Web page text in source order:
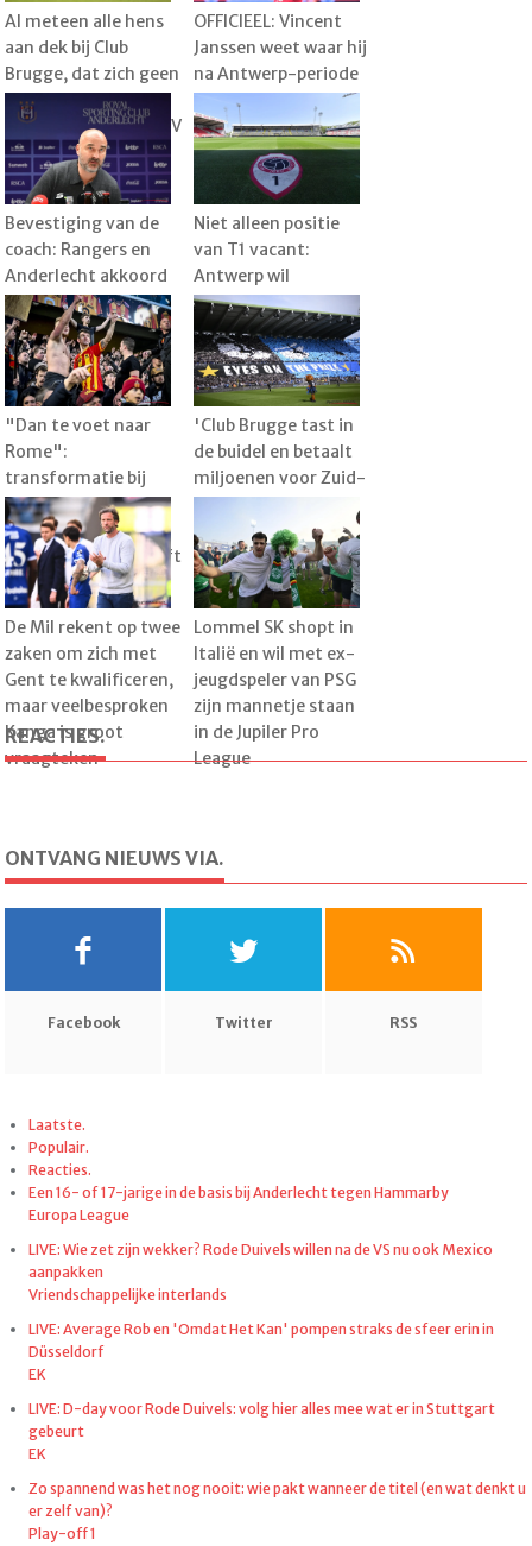
Al meteen alle hens
aan dek bij Club
Brugge, dat zich geen
misstap kan
veroorloven tegen KV
Kortrijk
OFFICIEEL: Vincent
Janssen weet waar hij
na Antwerp-periode
gaat voetballen en
kiest voor aparte
uitdaging
Bevestiging van de
coach: Rangers en
Anderlecht akkoord
over transfer, speler
al vertrokken naar
België
Niet alleen positie
van T1 vacant:
Antwerp wil
technische staf nog
verder verstevigen
"Dan te voet naar
Rome":
transformatie bij
KVM, met Raman als
1e spits en de droom
dat sterkhouder blijft
'Club Brugge tast in
de buidel en betaalt
miljoenen voor Zuid-
Koreaan Lee Han-
beom'
De Mil rekent op twee
zaken om zich met
Gent te kwalificeren,
maar veelbesproken
Kanga is groot
vraagteken
Lommel SK shopt in
Italië en wil met ex-
jeugdspeler van PSG
zijn mannetje staan
in de Jupiler Pro
League
REACTIES.
ONTVANG NIEUWS VIA.
Facebook Twitter RSS
Laatste.
Populair.
Reacties.
Een 16- of 17-jarige in de basis bij Anderlecht tegen Hammarby
Europa League
LIVE: Wie zet zijn wekker? Rode Duivels willen na de VS nu ook Mexico
aanpakken
Vriendschappelijke interlands
LIVE: Average Rob en 'Omdat Het Kan' pompen straks de sfeer erin in
Düsseldorf
EK
LIVE: D-day voor Rode Duivels: volg hier alles mee wat er in Stuttgart
gebeurt
EK
Zo spannend was het nog nooit: wie pakt wanneer de titel (en wat denkt u
er zelf van)?
Play-off 1